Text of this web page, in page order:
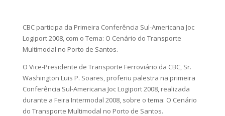
CBC participa da Primeira Conferência Sul-Americana Joc
Logiport 2008, com o Tema: O Cenário do Transporte
Multimodal no Porto de Santos.
O Vice-Presidente de Transporte Ferroviário da CBC, Sr.
Washington Luis P. Soares, proferiu palestra na primeira
Conferência Sul-Americana Joc Logiport 2008, realizada
durante a Feira Intermodal 2008, sobre o tema: O Cenário
do Transporte Multimodal no Porto de Santos.